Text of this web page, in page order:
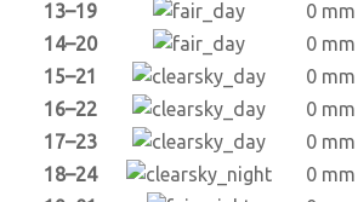
13–19
0 mm
14–20
0 mm
15–21
0 mm
16–22
0 mm
17–23
0 mm
18–24
0 mm